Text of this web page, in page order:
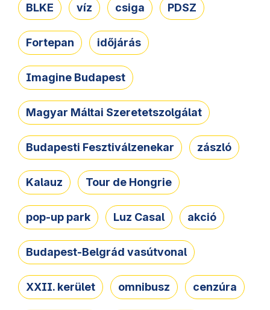
BLKE víz csiga PDSZ
Fortepan időjárás
Imagine Budapest
Magyar Máltai Szeretetszolgálat
Budapesti Fesztiválzenekar zászló
Kalauz Tour de Hongrie
pop-up park Luz Casal akció
Budapest-Belgrád vasútvonal
XXII. kerület omnibusz cenzúra